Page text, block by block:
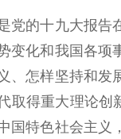
的十九大报告在
变化和我国各项
、怎样坚持和
取得重大理论创
国特色社会主义